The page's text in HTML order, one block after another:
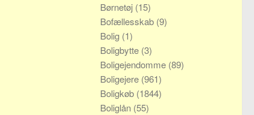
Børnetøj (15)
Bofællesskab (9)
Bolig (1)
Boligbytte (3)
Boligejendomme (89)
Boligejere (961)
Boligkøb (1844)
Boliglån (55)